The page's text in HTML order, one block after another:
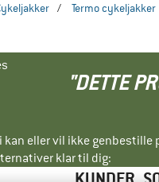
/ Termo cykeljakker
"DETTE
kan eller vil ikke
klar til dig: